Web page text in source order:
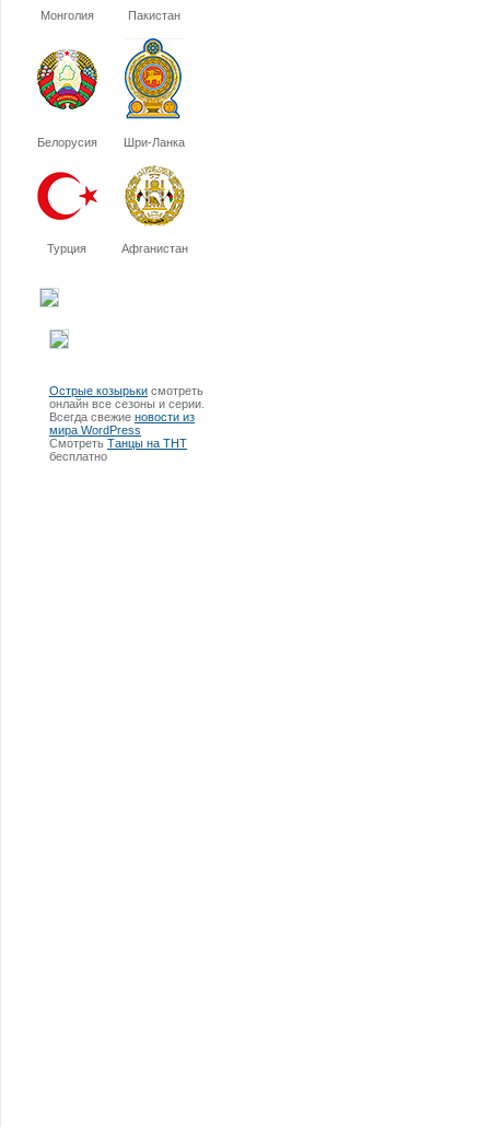
Монголия Пакистан
Белорусия Шри-Ланка
Турция Афганистан
Острые козырьки смотреть
онлайн все сезоны и серии.
Всегда свежие новости из
мира WordPress
Смотреть Танцы на ТНТ
бесплатно